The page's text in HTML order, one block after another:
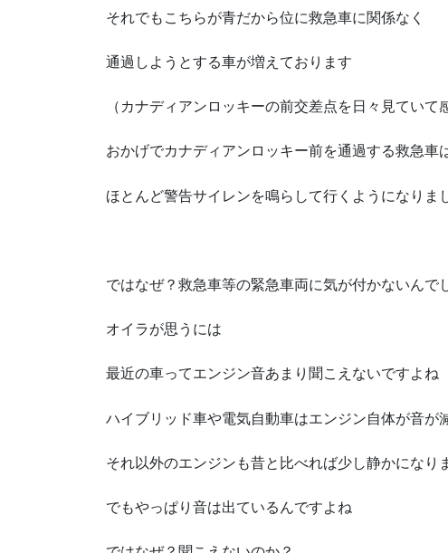
それでもこちらが青だから位に救急車に関係なく
通過しようとする車が増えております
（カナディアンロッキーの前交差点を日々見ていて
おかげでカナディアンロッキー前を通過する救急車
ほとんど警告サイレンを鳴らして行くようになりま
ではなぜ？救急車等の緊急車両に気が付かないんで
オイラが思うには
最近の車ってエンジン音あまり聞こえないですよね
ハイブリッド車や電気自動車はエンジン自体が音が
それ以外のエンジンも昔と比べれば少し静かになり
でもやっぱり音は出ているんですよね